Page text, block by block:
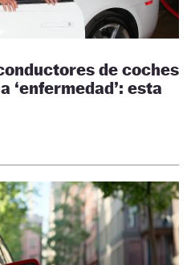
de coches
‘enfermedad’: esta